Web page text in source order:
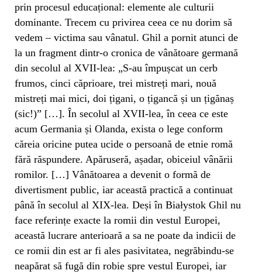
prin procesul educațional: elemente ale culturii
dominante. Trecem cu privirea ceea ce nu dorim să
vedem – victima sau vânatul. Ghil a pornit atunci de
la un fragment dintr-o cronica de vânătoare germană
din secolul al XVII-lea: „S-au împușcat un cerb
frumos, cinci căprioare, trei mistreți mari, nouă
mistreți mai mici, doi țigani, o țigancă și un țigănaș
(sic!)” […]. În secolul al XVII-lea, în ceea ce este
acum Germania și Olanda, exista o lege conform
căreia oricine putea ucide o persoană de etnie romă
fără răspundere. Apăruseră, așadar, obiceiul vânării
romilor. […] Vânătoarea a devenit o formă de
divertisment public, iar această practică a continuat
până în secolul al XIX-lea. Deși în Białystok Ghil nu
face referințe exacte la romii din vestul Europei,
această lucrare anterioară a sa ne poate da indicii de
ce romii din est ar fi ales pasivitatea, negrăbindu-se
neapărat să fugă din robie spre vestul Europei, iar